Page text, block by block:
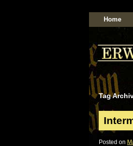
Home
Tag
Posted on